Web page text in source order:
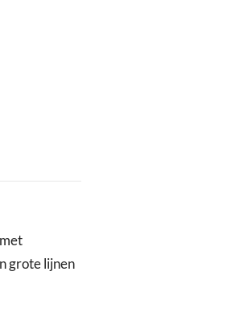
grote lijnen